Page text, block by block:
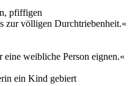
pfiffigen
zur völligen Durchtriebenheit.«
eine weibliche Person eignen.«
ein Kind gebiert